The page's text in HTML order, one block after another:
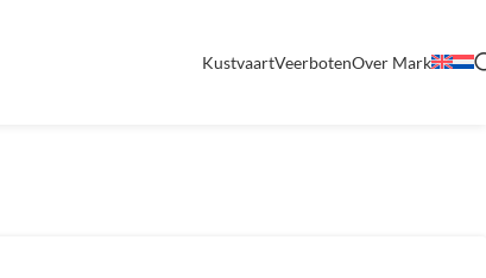
KustvaartVeerbotenOver Mark